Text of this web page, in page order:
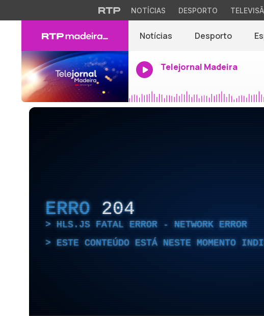
NOTÍCIAS DESPORTO
Notícias Desporto
Telejornal Madeira
ERRO 204
HLS.JS FATAL ERROR - NETWORK ERROR
ESTE CONTEÚDO ESTÁ NESTE MOMENTO